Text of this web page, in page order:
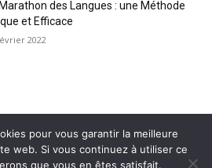
des Langues : une Méthode
et Efficace
2022
du Site
Mentions légales
pour vous garantir la meilleure
web. Si vous continuez à utiliser ce
que vous en êtes satisfait.